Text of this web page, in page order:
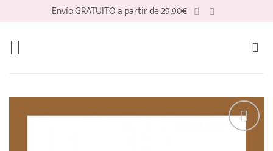
contenido
Envío GRATUITO a partir de 29,90€